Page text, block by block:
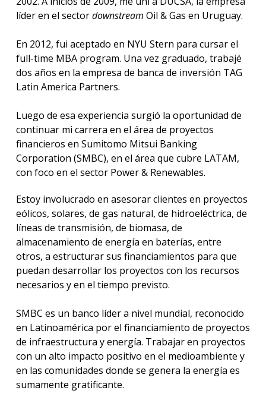
líder en el sectordownstream Oil & Gas en Uruguay.
En 2012, fui aceptado en NYU Stern para cursar el
full-time MBA program. Una vez graduado, trabajé
dos años en la empresa de banca de inversión TAG
Latin America Partners.
Luego de esa experiencia surgió la oportunidad de
continuar mi carrera en el área de proyectos
financieros en Sumitomo Mitsui Banking
Corporation (SMBC), en el área que cubre LATAM,
con foco en el sector Power & Renewables.
Estoy involucrado en asesorar clientes en proyectos
eólicos, solares, de gas natural, de hidroeléctrica, de
líneas de transmisión, de biomasa, de
almacenamiento de energía en baterías, entre
otros, a estructurar sus financiamientos para que
puedan desarrollar los proyectos con los recursos
necesarios y en el tiempo previsto.
SMBC es un banco líder a nivel mundial, reconocido
en Latinoamérica por el financiamiento de proyectos
de infraestructura y energía. Trabajar en proyectos
con un alto impacto positivo en el medioambiente y
en las comunidades donde se genera la energía es
sumamente gratificante.